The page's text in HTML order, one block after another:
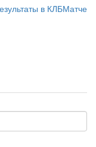
в КЛБМатче